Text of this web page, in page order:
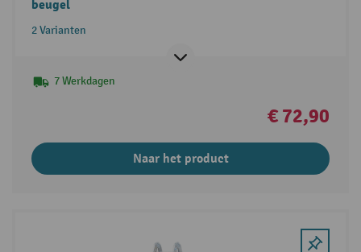
beugel
2 Varianten
7 Werkdagen
€ 72,90
Naar het product